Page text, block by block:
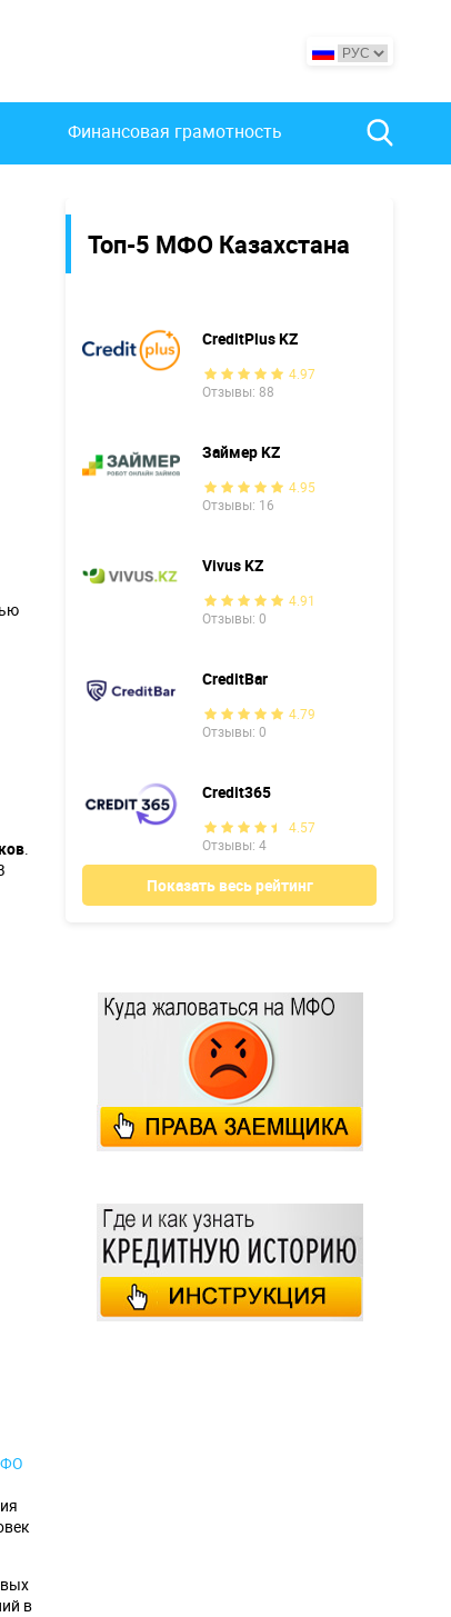
Финансовая грамотность
Топ-5 МФО Казахстана
CreditPlus KZ
4.97
Отзывы: 88
Займер KZ
4.95
Отзывы: 16
Vivus KZ
4.91
Отзывы: 0
CreditBar
4.79
Отзывы: 0
Credit365
4.57
Отзывы: 4
Показать весь рейтинг
.
в